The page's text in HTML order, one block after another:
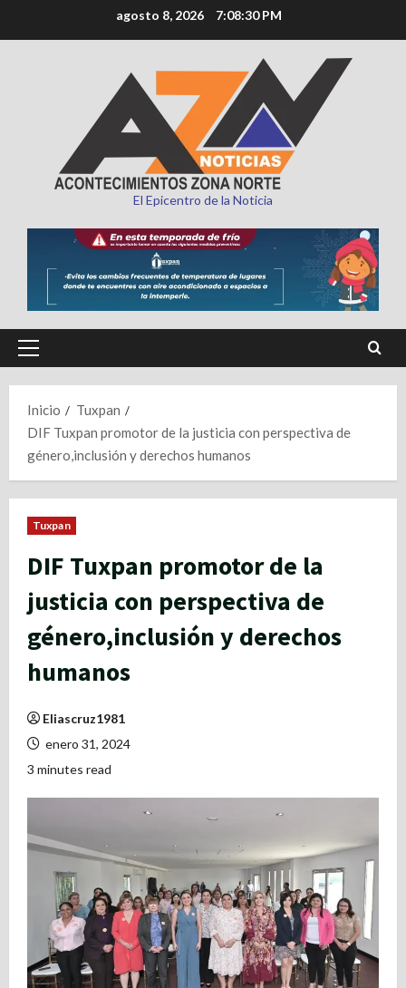
al
agosto 8, 2026 7:08:31 PM
El Epicentro de la Noticia
Menú
Inicio
Tuxpan
DIF Tuxpan promotor de la justicia con perspectiva de
género,inclusión y derechos humanos
Tuxpan
DIF Tuxpan promotor de la
justicia con perspectiva de
género,inclusión y derechos
humanos
Eliascruz1981
enero 31, 2024
3 minutes read